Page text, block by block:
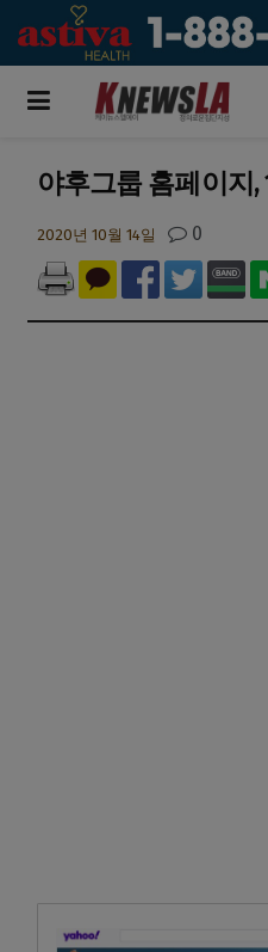
야후그룹 홈페이지,
2020년 10월 14일 0